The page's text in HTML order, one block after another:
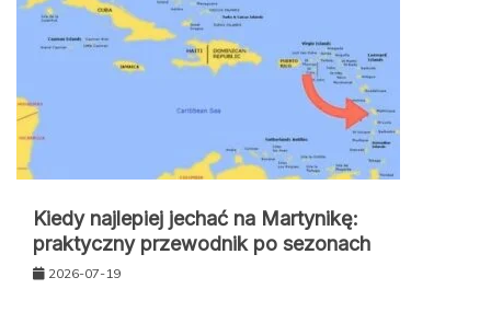
Kiedy najlepiej jechać na Martynikę:
praktyczny przewodnik po sezonach
2026-07-19